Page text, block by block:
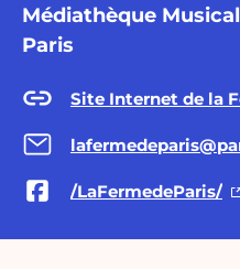
Médiathèque
Paris
Site Internet de la
/LaFermedeParis/